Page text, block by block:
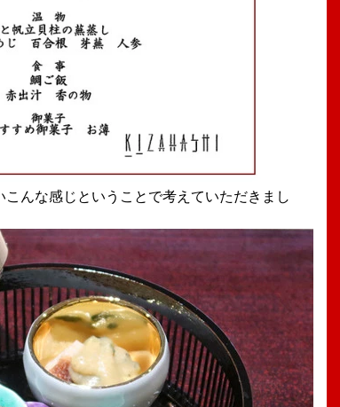
んな感じということで考えていただきまし